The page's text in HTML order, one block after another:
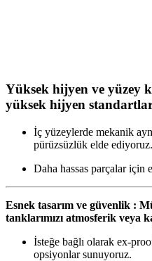
Yüksek hijyen ve yüzey
yüksek hijyen
İç yüzeylerde mekanik
pürüzsüzlük elde ediyoruz.
Daha hassas parçalar
Esnek tasarım ve güvenlik :
tanklarımızı atmosferik veya
İsteğe bağlı olarak ex-
opsiyonlar sunuyoruz.